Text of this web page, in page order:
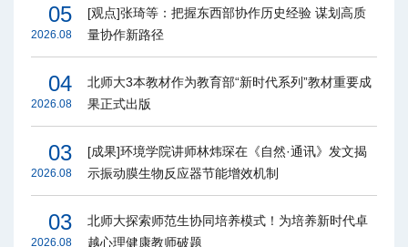
05
2026.08
[观点]张琦等：把握东西部协作历史经验 谋划高质
量协作新路径
04
2026.08
北师大3本教材作为教育部“新时代系列”教材重要成
果正式出版
03
2026.08
[成果]环境学院讲师林炜琛在《自然·通讯》发文揭
示振动膜生物反应器节能增效机制
03
2026.08
北师大探索师范生协同培养模式！为培养新时代卓
越心理健康教师破题